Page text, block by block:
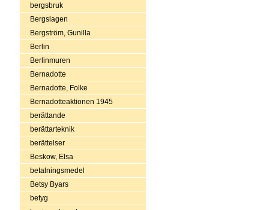
bergsbruk
Bergslagen
Bergström, Gunilla
Berlin
Berlinmuren
Bernadotte
Bernadotte, Folke
Bernadotteaktionen 1945
berättande
berättarteknik
berättelser
Beskow, Elsa
betalningsmedel
Betsy Byars
betyg